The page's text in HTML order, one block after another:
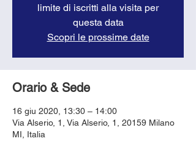
limite di iscritti alla visita per
questa data
Scopri le prossime date
Orario & Sede
16 giu 2020, 13:30 – 14:00
Via Alserio, 1, Via Alserio, 1, 20159 Milano
MI, Italia